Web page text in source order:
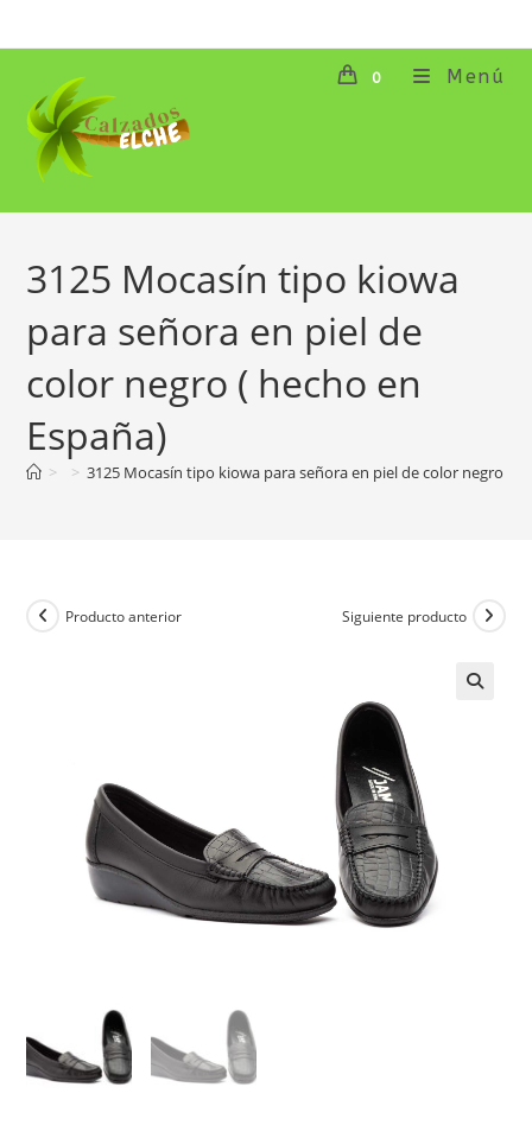
al
contenido
0 Menú
3125 Mocasín tipo kiowa
para señora en piel de
color negro ( hecho en
España)
> > 3125 Mocasín tipo kiowa para señora en piel de color negro (
Producto anterior Siguiente producto